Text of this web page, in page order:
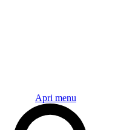
Apri menu